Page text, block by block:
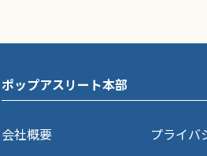
ポップアスリート本部
会社概要 プライバ